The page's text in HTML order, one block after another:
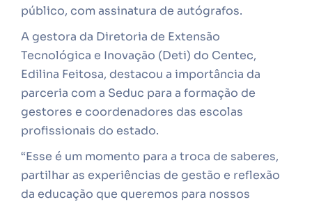
público, com assinatura de autógrafos.
A gestora da Diretoria de Extensão
Tecnológica e Inovação (Deti) do Centec,
Edilina Feitosa, destacou a importância da
parceria com a Seduc para a formação de
gestores e coordenadores das escolas
profissionais do estado.
“Esse é um momento para a troca de saberes,
partilhar as experiências de gestão e reflexão
da educação que queremos para nossos